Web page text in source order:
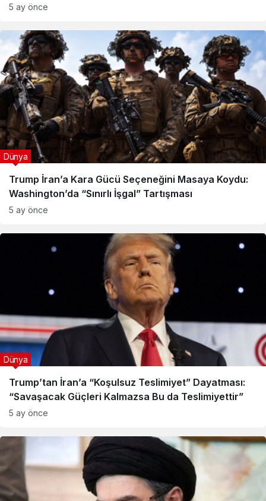
5 ay önce
Trump İran’a Kara Gücü Seçeneğini Masaya Koydu:
Washington’da “Sınırlı İşgal” Tartışması
Dünya
5 ay önce
Trump’tan İran’a “Koşulsuz Teslimiyet” Dayatması:
“Savaşacak Güçleri Kalmazsa Bu da Teslimiyettir”
Dünya
5 ay önce